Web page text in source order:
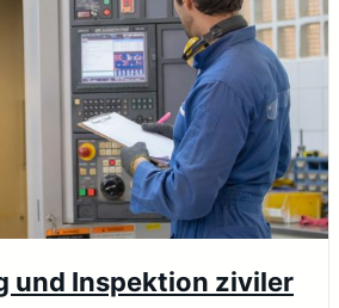
und Inspektion ziviler